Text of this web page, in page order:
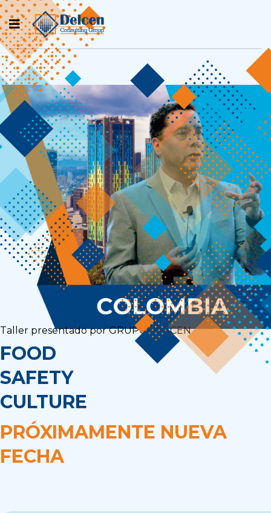
Taller presentado por GRUPO DELCEN
FOOD
SAFETY
CULTURE
PRÓXIMAMENTE NUEVA
FECHA